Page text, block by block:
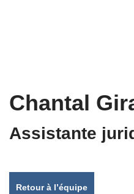
Chantal
Assistante
Retour à l’équipe